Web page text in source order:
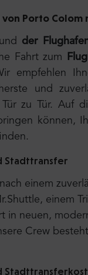
Porto Colom
und der
Fahrt zum
empfehlen
und
Tür zu Tür. Auf
können,
Stadttransfer
einem
einem
in neuen,
Crew